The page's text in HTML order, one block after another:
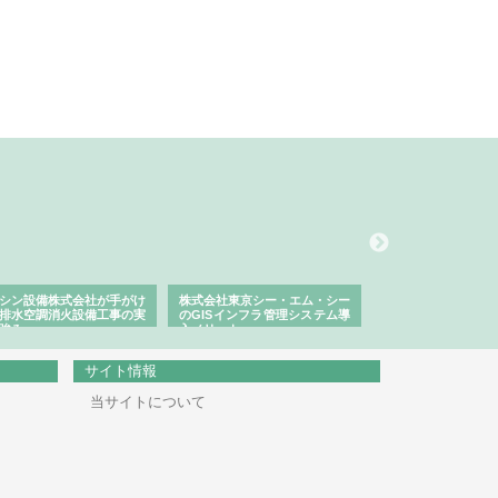
ン設備株式会社が手がけ
水空調消火設備工事の実
み
株式会社東京シー・エム・シー
のGISインフラ管理システム導
入メリット
サイト情報
当サイトについて